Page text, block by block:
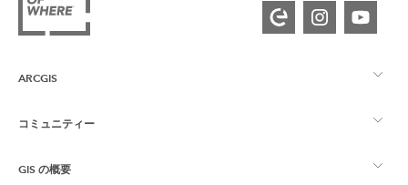
ARCGIS
ArcGIS の概要
マッピング
コミュニティー
Esri Community
GIS の概要